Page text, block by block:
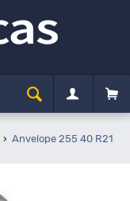
Anvelope 255 40 R21